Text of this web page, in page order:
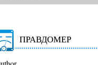
ПРАВДОМЕР